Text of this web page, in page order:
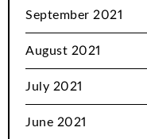
September 2021
August 2021
July 2021
June 2021